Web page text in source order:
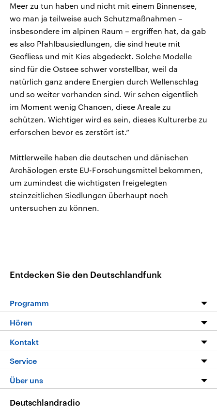
Meer zu tun haben und nicht mit einem Binnensee,
wo man ja teilweise auch Schutzmaßnahmen –
insbesondere im alpinen Raum – ergriffen hat, da gab
es also Pfahlbausiedlungen, die sind heute mit
Geofliess und mit Kies abgedeckt. Solche Modelle
sind für die Ostsee schwer vorstellbar, weil da
natürlich ganz andere Energien durch Wellenschlag
und so weiter vorhanden sind. Wir sehen eigentlich
im Moment wenig Chancen, diese Areale zu
schützen. Wichtiger wird es sein, dieses Kulturerbe zu
erforschen bevor es zerstört ist.“
Mittlerweile haben die deutschen und dänischen
Archäologen erste EU-Forschungsmittel bekommen,
um zumindest die wichtigsten freigelegten
steinzeitlichen Siedlungen überhaupt noch
untersuchen zu können.
Entdecken Sie den Deutschlandfunk
Programm
Die Nachrichten
Nachrichtenleicht
Neue Beiträge auf dlf.de
Hören
Livestream
Podcasts
Deutschlandfunk App
Nachrichten App
Kontakt
Hörerservice
Service
FAQ
Veranstaltungen
Über uns
Deutschlandradio